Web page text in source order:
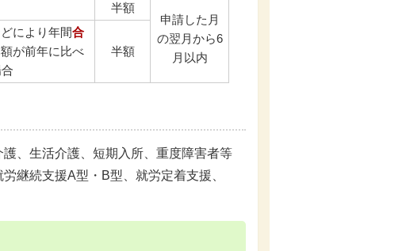
半額
申請した月
の翌月から6
月以内
により年間合
が前年に比べ
半額
、生活介護、短期入所、重度障害者等
継続支援A型・B型、就労定着支援、